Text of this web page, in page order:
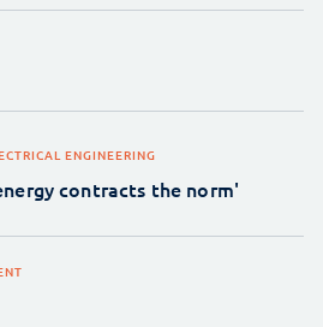
ENGINEERING
contracts the norm'